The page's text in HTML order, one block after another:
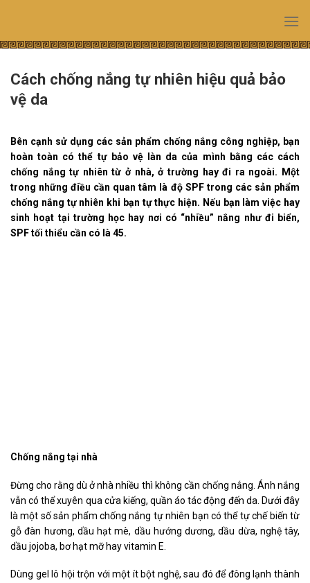
content
Cách chống nắng tự nhiên hiệu quả bảo
vệ da
Bên cạnh sử dụng các sản phẩm chống nắng công nghiệp, bạn
hoàn toàn có thể tự bảo vệ làn da của mình bằng các cách
chống nắng tự nhiên từ ở nhà, ở trường hay đi ra ngoài. Một
trong những điều cần quan tâm là độ SPF trong các sản phẩm
chống nắng tự nhiên khi bạn tự thực hiện. Nếu bạn làm việc hay
sinh hoạt tại trường học hay nơi có “nhiều” nắng như đi biển,
SPF tối thiểu cần có là 45.
Chống nắng tại nhà
Đừng cho rằng dù ở nhà nhiều thì không cần chống nắng. Ánh nắng
vẫn có thể xuyên qua cửa kiếng, quần áo tác động đến da. Dưới đây
là một số sản phẩm chống nắng tự nhiên bạn có thể tự chế biến từ
gỗ đàn hương, dầu hạt mè, dầu hướng dương, dầu dừa, nghệ tây,
dầu jojoba, bơ hạt mỡ hay vitamin E.
Dùng gel lô hội trộn với một ít bột nghệ, sau đó để đông lạnh thành